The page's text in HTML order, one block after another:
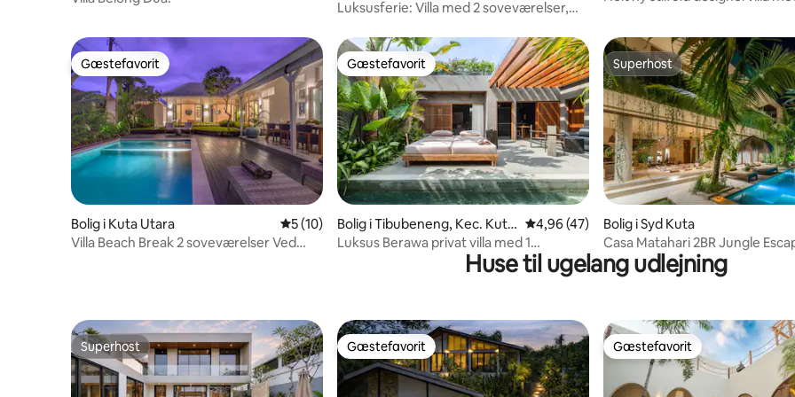
Luksusferie: Villa med 2 soveværelser,
Gæstefavorit
Gæstefavorit
Bolig i Kuta Utara 5 ud af 5 i gennemsnitlig bedømmelse, 10 omtaler
5 (10)
Villa Beach Break 2 soveværelser Ved
Gæstefavorit
Gæstefavorit
Bolig i Tibubeneng, Kec. Kuta
Utara, Kabupaten
4,96 ud af 5 i gennemsnitlig bedømmelse,
4,96 (47)
Luksus Berawa privat villa med 1
Superhost
Superhost
Bolig i Syd Kuta
Casa Matahari 2BR Jungle
tagterrasse med udsigt til
Huse til ugelang udlejning
Superhost
Superhost Gæstefavorit
Gæstefavorit Gæstefavorit
Gæstefavorit